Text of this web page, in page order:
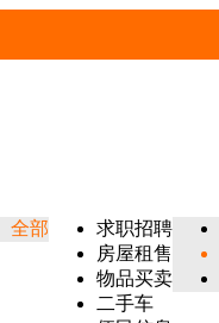
全部
求职招聘
房屋租售
物品买卖
二手车